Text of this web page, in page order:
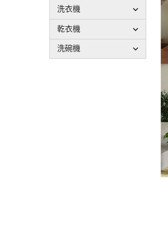
洗衣機
乾衣機
洗碗機